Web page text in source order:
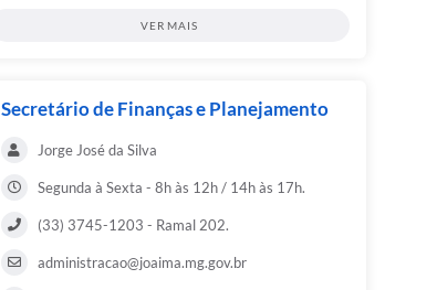
VER MAIS
Secretário de Finanças e Planejamento
Jorge José da Silva
Segunda à Sexta - 8h às 12h / 14h às 17h.
(33) 3745-1203 - Ramal 202.
administracao@joaima.mg.gov.br